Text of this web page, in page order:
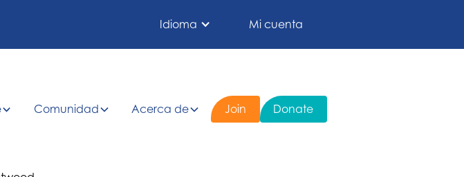
Idioma Mi cuenta
Comunidad Acerca de Join Donate